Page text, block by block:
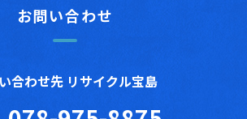
お問い合わせ
合わせ先 リサイクル宝島